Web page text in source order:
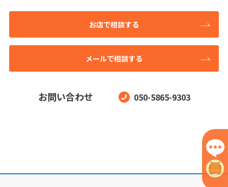
お店で相談する
メールで相談する
お問い合わせ 050-5865-9303